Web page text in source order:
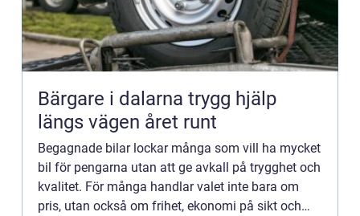
Bärgare i dalarna trygg hjälp
längs vägen året runt
Begagnade bilar lockar många som vill ha mycket
bil för pengarna utan att ge avkall på trygghet och
kvalitet. För många handlar valet inte bara om
pris, utan också om frihet, ekonomi på sikt och